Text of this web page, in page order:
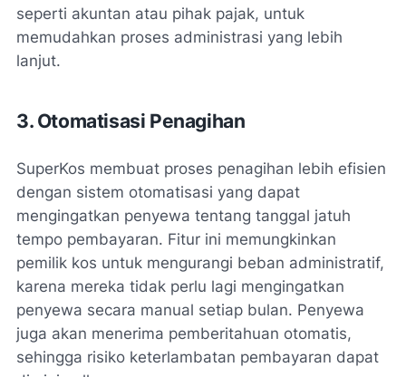
seperti akuntan atau pihak pajak, untuk
memudahkan proses administrasi yang lebih
lanjut.
3. Otomatisasi Penagihan
SuperKos membuat proses penagihan lebih efisien
dengan sistem otomatisasi yang dapat
mengingatkan penyewa tentang tanggal jatuh
tempo pembayaran. Fitur ini memungkinkan
pemilik kos untuk mengurangi beban administratif,
karena mereka tidak perlu lagi mengingatkan
penyewa secara manual setiap bulan. Penyewa
juga akan menerima pemberitahuan otomatis,
sehingga risiko keterlambatan pembayaran dapat